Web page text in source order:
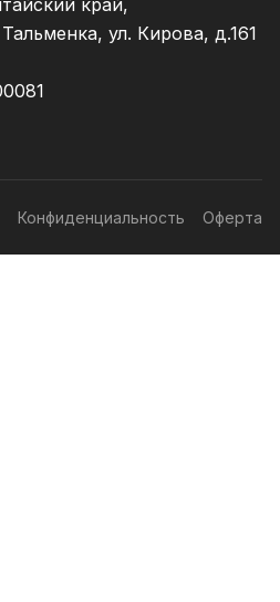
край,
ул. Кирова, д.161
Конфиденциальность Оферта